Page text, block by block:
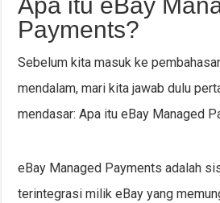
Payments?
Sebelum kita masuk ke
mendalam, mari kita jawab dulu
mendasar: Apa itu eBay Managed
eBay Managed Payments adalah
terintegrasi milik eBay yang